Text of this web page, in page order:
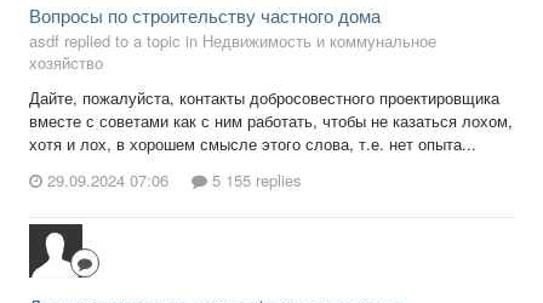
Вопросы по строительству частного дома
asdf replied to a topic in Недвижимость и коммунальное
хозяйство
Дайте, пожалуйста, контакты добросовестного проектировщика
вместе с советами как с ним работать, чтобы не казаться лохом,
хотя и лох, в хорошем смысле этого слова, т.е. нет опыта...
29.09.2024 07:06
5 155 replies